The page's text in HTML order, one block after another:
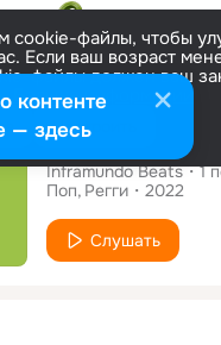
cookie-файлы, чтобы
Если ваш возраст
файлы должен ваш
Больше информации
Настроить
Сингл
Inframundo Beats 1
Поп Регги 2022
Слушать
контенте
— здесь